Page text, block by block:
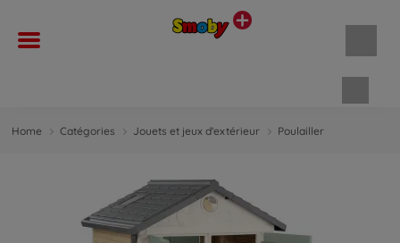
Home Catégories Jouets et jeux d'extérieur Poulailler